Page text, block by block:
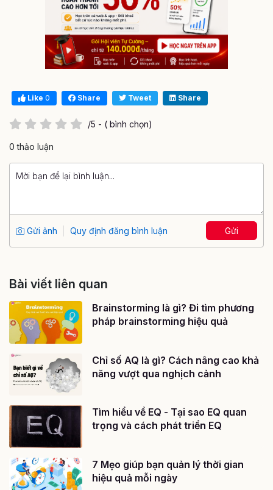
Like 0 Share Tweet Share
/5 - ( bình chọn)
0 thảo luận
Gửi ảnh Quy định đăng bình luận Gửi
Bài viết liên quan
Brainstorming là gì? Đi tìm phương
pháp brainstorming hiệu quả
Chỉ số AQ là gì? Cách nâng cao khả
năng vượt qua nghịch cảnh
Tìm hiểu về EQ - Tại sao EQ quan
trọng và cách phát triển EQ
7 Mẹo giúp bạn quản lý thời gian
hiệu quả mỗi ngày